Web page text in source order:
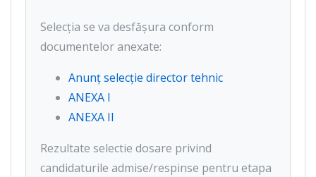
Selecția se va desfășura conform
documentelor anexate:
Anunț selecție director tehnic
ANEXA I
ANEXA II
Rezultate selectie dosare privind
candidaturile admise/respinse pentru etapa